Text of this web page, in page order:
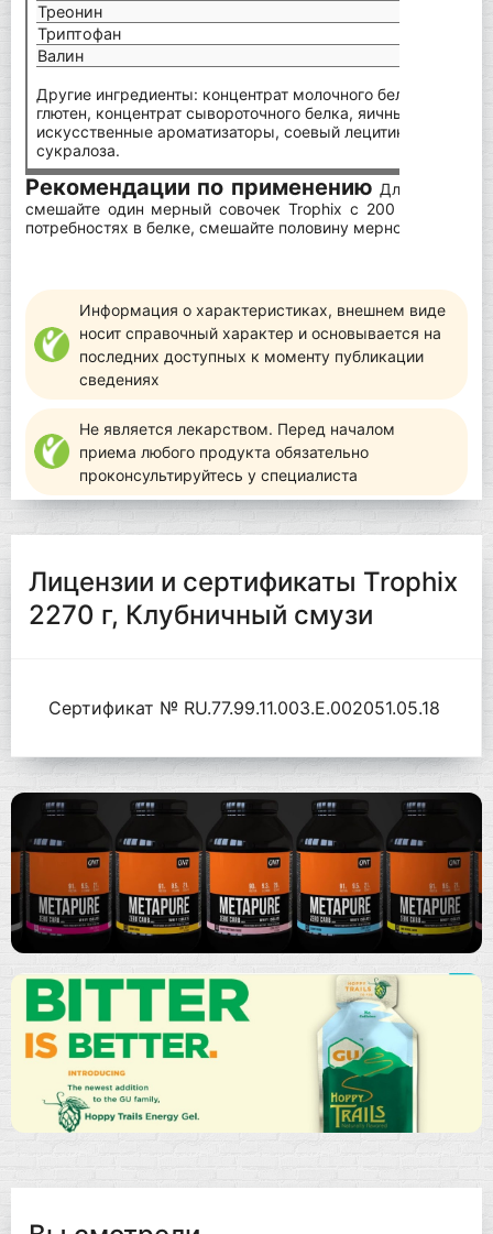
Треонин
Триптофан
Валин
Другие ингредиенты: концентрат молочного белка,
глютен, концентрат сывороточного белка, яичный белок,
искусственные ароматизаторы, соевый лецитин, соль,
сукралоза.
Рекомендации по применению Для
смешайте один мерный совочек Trophix с 200 мл воды
потребностях в белке, смешайте половину мерной ложки с
Информация о характеристиках, внешнем виде
носит справочный характер и основывается на
последних доступных к моменту публикации
сведениях
Не является лекарством. Перед началом
приема любого продукта обязательно
проконсультируйтесь у специалиста
Лицензии и сертификаты Trophix
2270 г, Клубничный смузи
Сертификат № RU.77.99.11.003.Е.002051.05.18